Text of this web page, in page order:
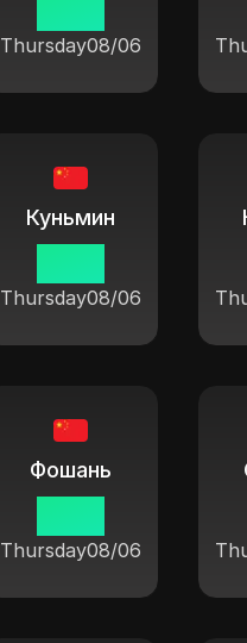
Thursday08/06
Куньмин
Thursday08/06
Фошань
Thursday08/06